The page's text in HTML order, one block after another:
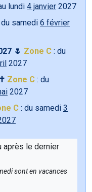
lundi 4 janvier 2027
samedi 6 février
🌷 Zone C : du
2027
Zone C : du
2027
C : du samedi 3
après le dernier
sont en vacances